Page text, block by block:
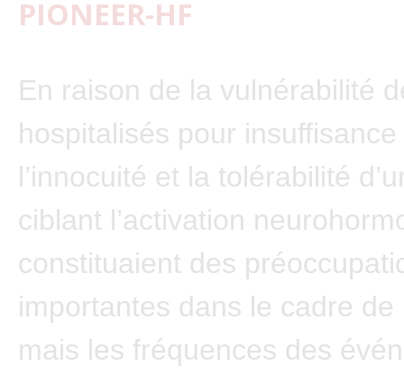
PIONEER-HF
En raison de la vulnérabilité
hospitalisés pour
l’innocuité et la tolérabilité
ciblant l’activation
constituaient des
importantes dans le cadre de
mais les fréquences des